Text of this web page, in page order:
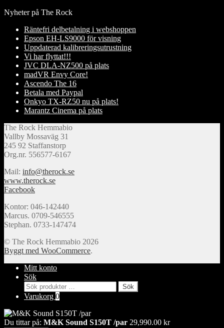
Nyheter på The Rock
Räntefri delbetalning i webshoppen
Epson EH-LS9000 för visning
Uppdaterad kalibreringsutrustning
Vi har flyttat!!!
JVC DLA-NZ500 på plats
madVR Envy Core!
Ascendo The 16
Betala med Paypal
Onkyo TX-RZ50 nu på plats!
Marantz Cinema på plats
The Rock Hemmabio
Vallby Mossaväg 31
245 92 Staffanstorp
Org.nr. 556577-6167
Mail: info@therock.se
www.therock.se
Facebook
Kontor: 046-142440
Marcus. 0709-546555
Stephan. 0733-147474
© The Rock Hemmabio 2026
Byggt med WooCommerce.
Mitt konto
Sök
Sök
efter:
Sök
Varukorg 0
Du tittar på: M&K Sound S150T /par 29,990.00 kr